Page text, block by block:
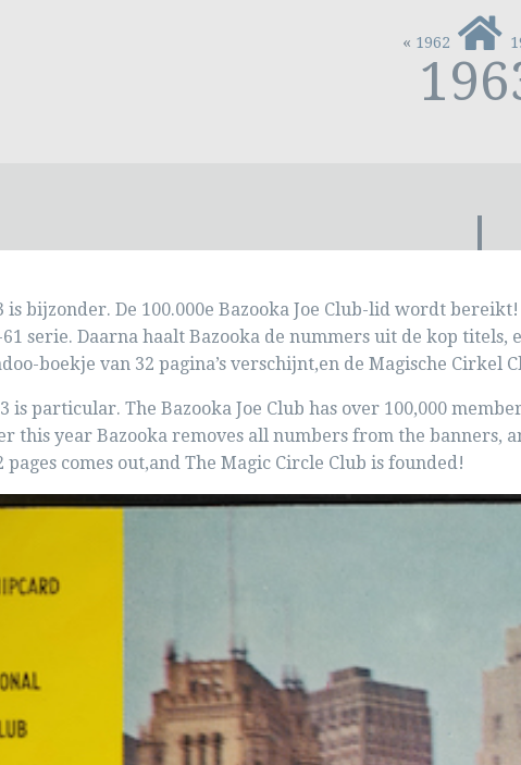
« 1962
bijzonder. De 100.000e Bazooka Joe Club-lid wordt
serie. Daarna haalt Bazooka de nummers uit de kop
boekje van 32 pagina’s verschijnt,en de Magische Cirkel
is particular. The Bazooka Joe Club has over 100,000
this year Bazooka removes all numbers from the banners,
comes out,and The Magic Circle Club is founded!